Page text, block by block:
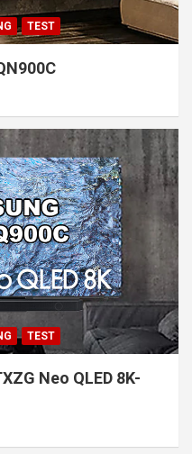
TEST
TEST
Neo QLED 8K-